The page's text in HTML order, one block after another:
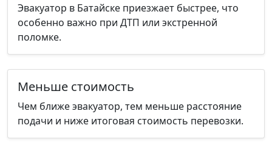
Эвакуатор в Батайске приезжает быстрее, что
особенно важно при ДТП или экстренной
поломке.
Меньше стоимость
Чем ближе эвакуатор, тем меньше расстояние
подачи и ниже итоговая стоимость перевозки.